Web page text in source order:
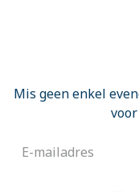
Mis geen enkel